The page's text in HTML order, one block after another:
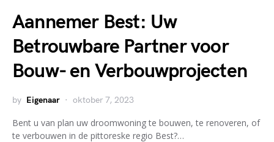
Aannemer Best: Uw
Betrouwbare Partner voor
Bouw- en Verbouwprojecten
by Eigenaar oktober 7, 2023
Bent u van plan uw droomwoning te bouwen, te renoveren, of
te verbouwen in de pittoreske regio Best?…